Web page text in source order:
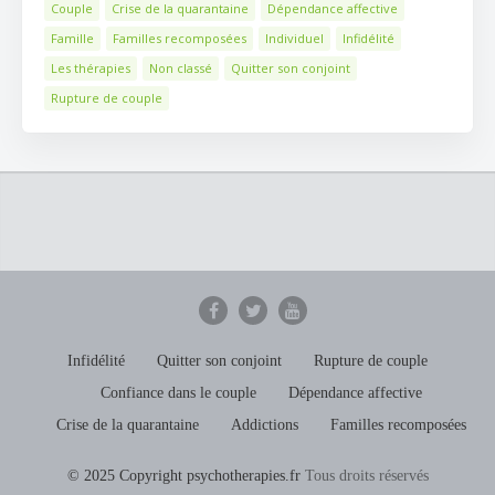
Couple Crise de la quarantaine
Dépendance affective
Famille
Familles recomposées Individuel
Infidélité
Les thérapies
Non classé
Quitter son conjoint
Rupture de couple
Infidélité Quitter son conjoint
Rupture de couple
Confiance dans le couple
Dépendance affective
Crise de la quarantaine
Addictions Familles recomposées
© 2025 Copyright psychotherapies.frTous droits réservés